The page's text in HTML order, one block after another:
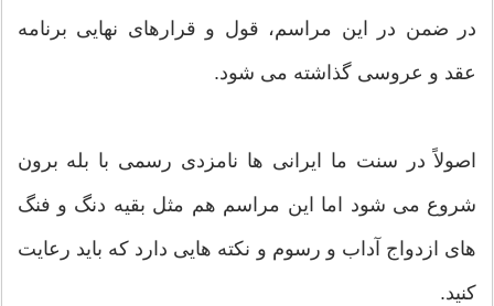
در ضمن در این مراسم، قول و قرارهای نهایی برنامه
عقد و عروسی گذاشته می شود.
اصولاً در سنت ما ایرانی ها نامزدی رسمی با بله برون
شروع می شود اما این مراسم هم مثل بقیه دنگ و فنگ
های ازدواج آداب و رسوم و نکته هایی دارد که باید رعایت
کنید.